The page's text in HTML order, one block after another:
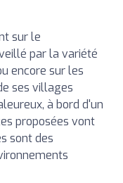
sur le
par la variété
encore sur les
ses villages
à bord d'un
proposées vont
sont des